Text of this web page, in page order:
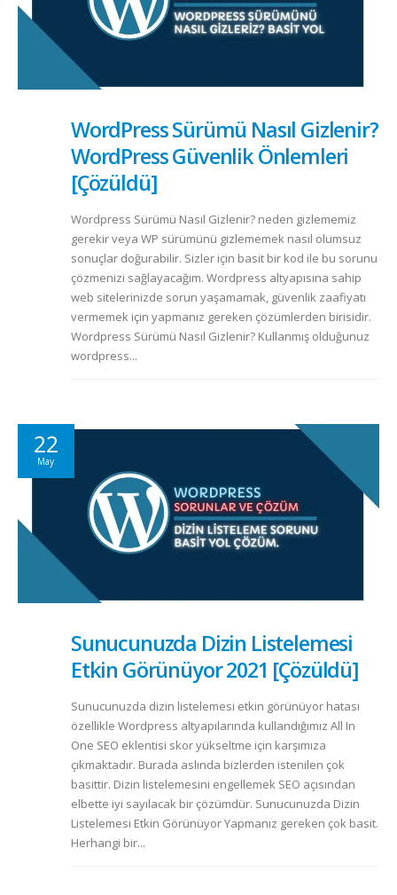
WordPress Sürümü Nasıl Gizlenir?
WordPress Güvenlik Önlemleri
[Çözüldü]
Wordpress Sürümü Nasıl Gizlenir? neden gizlememiz
gerekir veya WP sürümünü gizlememek nasıl olumsuz
sonuçlar doğurabilir. Sizler için basit bir kod ile bu sorunu
çözmenizi sağlayacağım. Wordpress altyapısına sahip
web sitelerinizde sorun yaşamamak, güvenlik zaafiyatı
vermemek için yapmanız gereken çözümlerden birisidir.
Wordpress Sürümü Nasıl Gizlenir? Kullanmış olduğunuz
wordpress...
22
May
Sunucunuzda Dizin Listelemesi
Etkin Görünüyor 2021 [Çözüldü]
Sunucunuzda dizin listelemesi etkin görünüyor hatası
özellikle Wordpress altyapılarında kullandığımız All In
One SEO eklentisi skor yükseltme için karşımıza
çıkmaktadır. Burada aslında bizlerden istenilen çok
basittir. Dizin listelemesini engellemek SEO açısından
elbette iyi sayılacak bir çözümdür. Sunucunuzda Dizin
Listelemesi Etkin Görünüyor Yapmanız gereken çok basit.
Herhangi bir...